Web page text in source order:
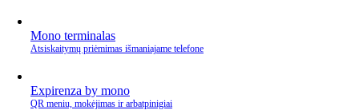
Mono terminalas
Atsiskaitymų priėmimas išmaniajame telefone
Expirenza by mono
QR meniu, mokėjimas ir arbatpinigiai